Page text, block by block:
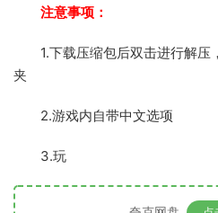
注意事项：
1.下载压缩包后双击进行解
夹
2.游戏内自带中文选项
3.玩